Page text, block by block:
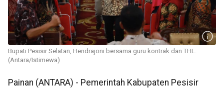
Bupati Pesisir Selatan, Hendrajoni bersama guru kontrak dan THL.
(Antara/Istimewa)
Painan (ANTARA) - Pemerintah Kabupaten Pesisir